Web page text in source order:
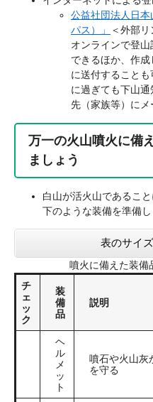
公益社団法人日
パス）」
＜外部リ
オンラインで登
できるほか、作
に送付すること
に過ぎても下山
先（家族等）にメ
万一の火山噴火に備
ましょう
白山が活火山であるこ
下のような装備を準備し
表のサイ
噴火に備えた装備
チ
ェ
ッ
ク
装
備
品
説明
ヘ
ル
メ
ッ
ト
噴石や火山灰
を守る